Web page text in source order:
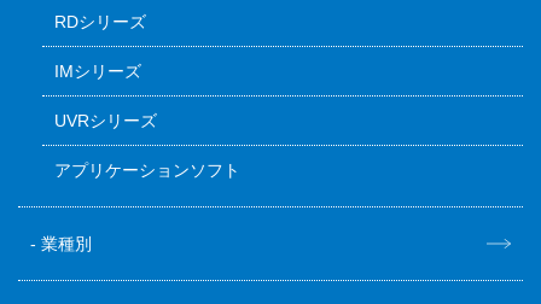
RDシリーズ
IMシリーズ
UVRシリーズ
アプリケーションソフト
業種別